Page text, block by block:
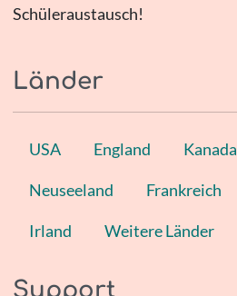
Schüleraustausch!
Länder
USA England Kanada
Neuseeland Frankreich
Irland Weitere Länder
Support